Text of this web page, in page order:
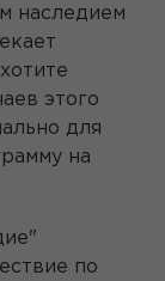
наследием
этого
для
на
по